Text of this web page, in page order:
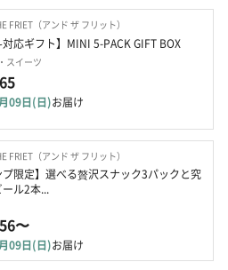
FRIET（アンド ザ フリット）
対応ギフト】MINI 5-PACK GIFT BOX
スイーツ
09日(日)お届け
FRIET（アンド ザ フリット）
プ限定】選べる贅沢スナック3パックと究
ル2本...
〜
09日(日)お届け